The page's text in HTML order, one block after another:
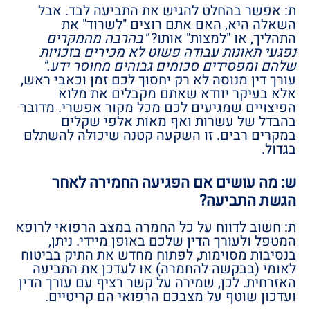
ת: אפשר בהחלט להגיש את התביעה לבד. אבל
השאלה היא, האם אתם רוצים "לשרוד" את
התהליך, או "למצות" אותו?"בהרבה מהמקרים
נפגעי תאונות עבודה פשוט לא מכירים בזכויות
שלהם ומפסידים סכומים גבוהים מחוסר ידע."
עורך דין מנוסה לא רק יחסוך לכם זמן וכאבי ראש,
אלא בעיקר יוודא שאתם מקבלים את מלוא
הפיצויים שמגיעים לכם מכל מקור אפשרי. מדובר
בהבדל של עשרות ואף מאות אלפי שקלים
במקרים רבים. זו השקעה קטנה שיכולה להשתלם
בגדול.
ש: מה עושים אם הפגיעה החמירה לאחר
הגשת התביעה?
ת: חשוב לדווח על כל החמרה במצב הרפואי לרופא
המטפל ולעורך הדין שלכם באופן מיידי. ניתן,
בנסיבות מסוימות, לפתוח מחדש את התיק בביטוח
לאומי (בבקשה להחמרה) או לעדכן את התביעה
האזרחית. לכן, שמירה על קשר רציף עם עורך הדין
ועדכון שוטף על מצבכם הרפואי הם קריטיים.